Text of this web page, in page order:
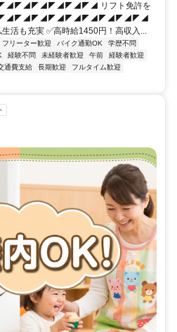
リフト免許を
◤◢◤◢◤◢◤◢◤◢◤◢◤◢◤◢◤◢◤◢
活も充実 ✅高時給1450円！高収入...
フリーター歓迎 バイク通勤OK
学歴不問
経験不問 未経験者歓迎 午前
経験者歓迎
通費支給 長期歓迎
フルタイム歓迎